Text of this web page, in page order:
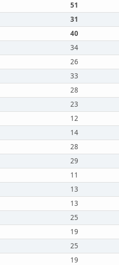
51
31
40
34
26
33
28
23
12
14
28
29
11
13
13
25
19
25
19